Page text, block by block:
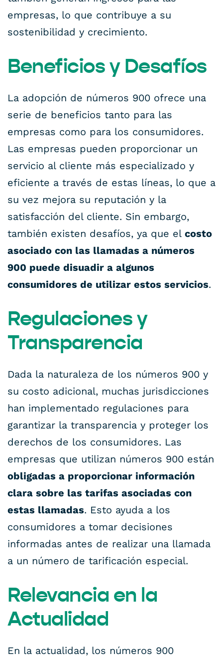
empresas, lo que contribuye a su
sostenibilidad y crecimiento.
Beneficios y Desafíos
La adopción de números 900 ofrece una
serie de beneficios tanto para las
empresas como para los consumidores.
Las empresas pueden proporcionar un
servicio al cliente más especializado y
eficiente a través de estas líneas, lo que a
su vez mejora su reputación y la
satisfacción del cliente. Sin embargo,
también existen desafíos, ya que el costo
asociado con las llamadas a números
900 puede disuadir a algunos
consumidores de utilizar estos servicios.
Regulaciones y
Transparencia
Dada la naturaleza de los números 900 y
su costo adicional, muchas jurisdicciones
han implementado regulaciones para
garantizar la transparencia y proteger los
derechos de los consumidores. Las
empresas que utilizan números 900 están
obligadas a proporcionar información
clara sobre las tarifas asociadas con
estas llamadas. Esto ayuda a los
consumidores a tomar decisiones
informadas antes de realizar una llamada
a un número de tarificación especial.
Relevancia en la
Actualidad
En la actualidad, los números 900